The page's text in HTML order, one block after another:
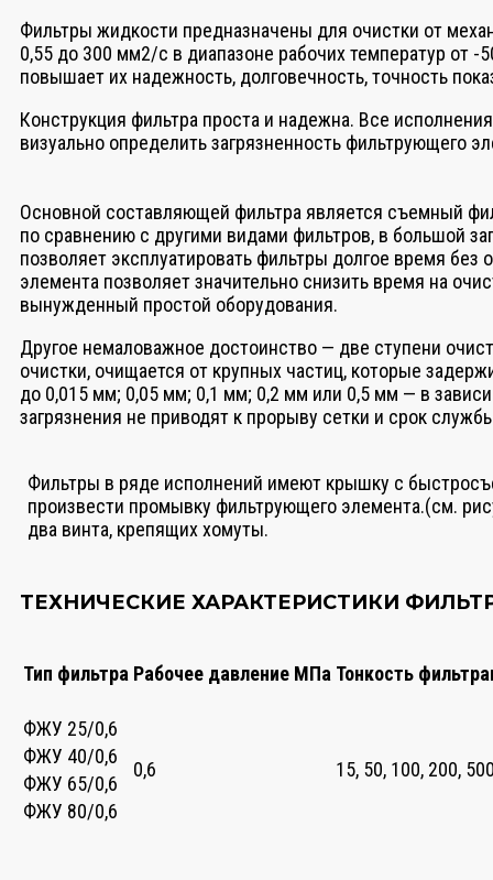
Фильтры жидкости предназначены для очистки от
0,55 до 300 мм2/с в диапазоне рабочих температур от
повышает их надежность, долговечность, точность
Конструкция фильтра проста и надежна. Все
визуально определить загрязненность фильтрующего
Основной составляющей фильтра является съемный
по сравнению с другими видами фильтров, в большой
позволяет эксплуатировать фильтры долгое время
элемента позволяет значительно снизить время на
вынужденный простой оборудования.
Другое немаловажное достоинство — две ступени
очистки, очищается от крупных частиц, которые
до 0,015 мм; 0,05 мм; 0,1 мм; 0,2 мм или 0,5 мм — в
загрязнения не приводят к прорыву сетки и срок
Фильтры в ряде исполнений имеют крышку с
произвести промывку фильтрующего элемента.(см.
два винта, крепящих хомуты.
ТЕХНИЧЕСКИЕ ХАРАКТЕРИСТИКИ
Тип фильтра Рабочее давление МПа Тонкость
ФЖУ 25/0,6
0,6
15, 50, 100, 200,
ФЖУ 40/0,6
ФЖУ 65/0,6
ФЖУ 80/0,6